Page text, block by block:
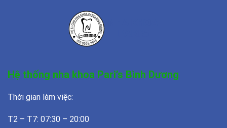
Hệ thống nha khoa Pari’s Bình Dương
Thời gian làm việc:
T2 – T7: 07:30 – 20:00